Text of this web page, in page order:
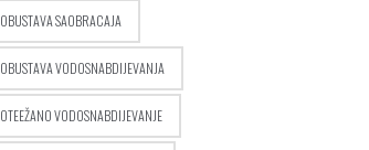
OBUSTAVA SAOBRACAJA
OBUSTAVA VODOSNABDIJEVANJA
OTEEŽANO VODOSNABDIJEVANJE